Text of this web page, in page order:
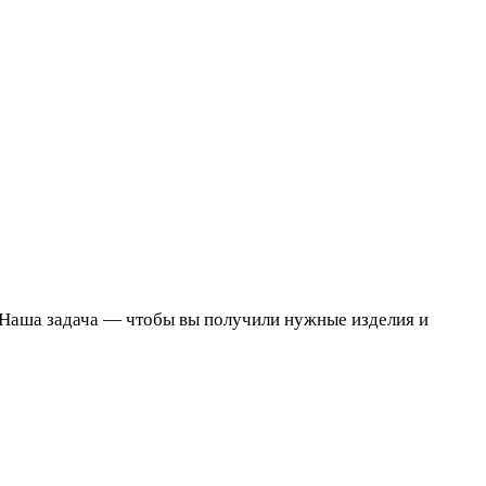
задача — чтобы вы получили нужные изделия и